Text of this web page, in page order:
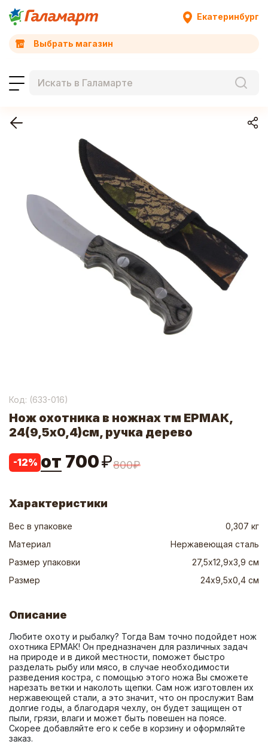
Екатеринбург
Выбрать магазин
Код: (633-016)
Нож охотника в ножнах тм ЕРМАК,
24(9,5х0,4)см, ручка дерево
-12% от 700₽800₽
Характеристики
Вес в упаковке
0,307 кг
Материал
Нержавеющая сталь
Размер упаковки
27,5х12,9х3,9 см
Размер
24х9,5х0,4 см
Описание
Любите охоту и рыбалку? Тогда Вам точно подойдет нож
охотника ЕРМАК! Он предназначен для различных задач
на природе и в дикой местности, поможет быстро
разделать рыбу или мясо, в случае необходимости
разведения костра, с помощью этого ножа Вы сможете
нарезать ветки и наколоть щепки. Сам нож изготовлен их
нержавеющей стали, а это значит, что он прослужит Вам
долгие годы, а благодаря чехлу, он будет защищен от
пыли, грязи, влаги и может быть повешен на поясе.
Скорее добавляйте его к себе в корзину и оформляйте
заказ.